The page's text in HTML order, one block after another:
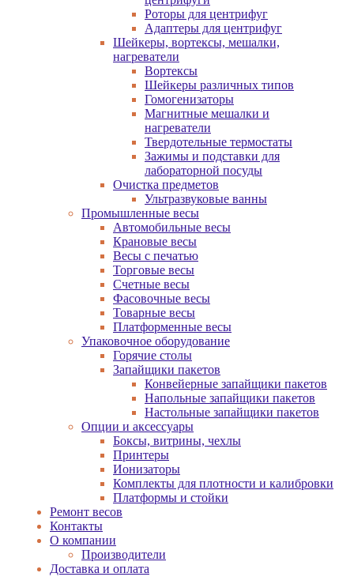
Роторы для центрифуг
Адаптеры для центрифуг
Шейкеры, вортексы, мешалки,
нагреватели
Вортексы
Шейкеры различных типов
Гомогенизаторы
Магнитные мешалки и
нагреватели
Твердотельные термостаты
Зажимы и подставки для
лабораторной посуды
Очистка предметов
Ультразвуковые ванны
Промышленные весы
Автомобильные весы
Крановые весы
Весы с печатью
Торговые весы
Счетные весы
Фасовочные весы
Товарные весы
Платформенные весы
Упаковочное оборудование
Горячие столы
Запайщики пакетов
Конвейерные запайщики пакетов
Напольные запайщики пакетов
Настольные запайщики пакетов
Опции и аксессуары
Боксы, витрины, чехлы
Принтеры
Ионизаторы
Комплекты для плотности и калибровки
Платформы и стойки
Ремонт весов
Контакты
О компании
Производители
Доставка и оплата